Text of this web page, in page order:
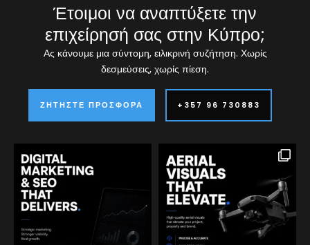
Έτοιμοι να αναπτύξετε την
επιχείρησή σας στην Κύπρο;
Ας κάνουμε μια σύντομη, ειλικρινή συζήτηση. Χωρίς
δεσμεύσεις, χωρίς πίεση.
ΖΗΤΉΣΤΕ ΠΡΟΣΦΟΡΆ +357 96 730883